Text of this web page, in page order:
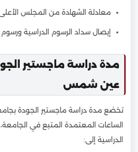
معادلة الشهادة من المجلس
إيصال سداد الرسوم الدراسية ورسوم
مدة دراسة ماجستير
عين شمس
تخضع مدة دراسة ماجستير الجودة
الساعات المعتمدة المتبع في
الدراسية إلى: